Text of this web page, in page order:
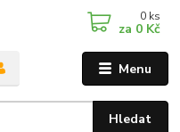
Menu
Hledat
0 ks
za 0 Kč